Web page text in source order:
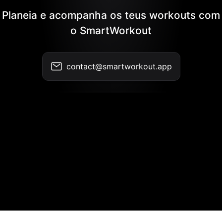
Planeia e acompanha os teus workouts com
o SmartWorkout
contact@smartworkout.app